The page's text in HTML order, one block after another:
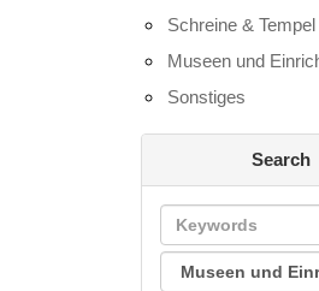
Schreine & Tempel
Museen und
Sonstiges
Search